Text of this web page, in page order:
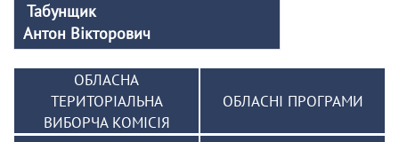
Табунщик
Антон Вікторович
ОБЛАСНА
ТЕРИТОРІАЛЬНА
ВИБОРЧА КОМІСІЯ
ОБЛАСНІ ПРОГРАМИ